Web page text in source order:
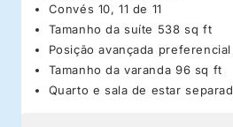
Convés 10, 11 de 11
Tamanho da suíte 538 sq ft
Posição avançada preferencial
Tamanho da varanda 96 sq ft
Quarto e sala de estar